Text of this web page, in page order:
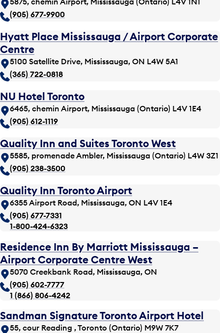
(905) 677-9900
Hyatt Place Mississauga / Airport Corporate
Centre
5100 Satellite Drive, Mississauga, ON L4W 5A1
(365) 722-0818
NU Hotel Toronto
6465, chemin Airport, Mississauga (Ontario) L4V 1E4
(905) 612-1119
Quality Inn and Suites Toronto West
5585, promenade Ambler, Mississauga (Ontario) L4W 3Z1
(905) 238-3500
Quality Inn Toronto Airport
6355 Airport Road, Mississauga, ON L4V 1E4
(905) 677-7331
1-800-424-6323
Residence Inn By Marriott Mississauga –
Airport Corporate Centre West
5070 Creekbank Road, Mississauga, ON
(905) 602-7777
1 (866) 806-4242
Sandman Signature Toronto Airport Hotel
55, cour Reading , Toronto (Ontario) M9W 7K7